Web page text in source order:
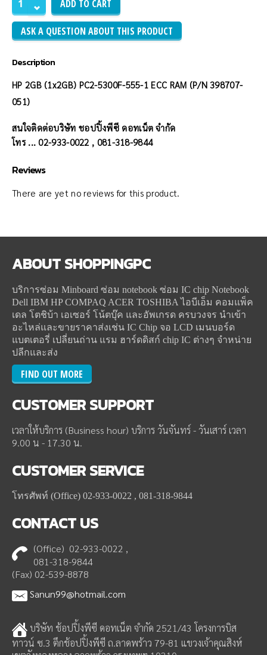
ASK A QUESTION ABOUT THIS PRODUCT
Description
HP 2GB (1x2GB) PC2-5300F-555-1 ECC RAM (P/N 398707-
051)
สนใจติดต่อบริษัท ชอปปิ้งพีซี ดอทเน็ต จำกัด
โทร ... 02-933-0022 , 081-318-9844
Reviews
There are yet no reviews for this product.
ABOUTSHOPPINGPC
บริการซ่อม Minboard ซ่อม notebook ซ่อม IC chip Notebook
Dell IBM HP COMPAQ ACER TOSHIBA ไอบีเอ็ม คอมแพ็ค
เดล โตชิบ้า เอเซอร์ โน้ตบุ๊ค และอัพเกรด ครบวงจร นำเข้า
อะไหล่และขายราคาส่งเช่น IC Chip จอ LCD เมนบอร์ด
แบตเตอรี่ เปลี่ยนถ่าน แรม ฮาร์ดดิสก์ chip IC ต่างๆ จำหน่าย
ปลีกและส่ง
FIND OUT MORE
CUSTOMERSUPPORT
เวลาให้บริการ (Business hour) บริการ วันจันทร์ - วันเสาร์ เวลา
9.00 น - 17.30 น.
CUSTOMERSERVICE
โทรศัพท์ (Office) 02-933-0022 , 081-318-9844
CONTACTUS
(Office) 02-933-0022 ,
081-318-9844
(Fax) 02-539-8878
Sanun99@hotmail.com
บริษัท ช้อปปิ้งพีซี ดอทเน็ต จำกัด 2521/43 โครงการบิส
ทาวน์ ซ.3 ตึกช้อปปิ้งพีซี ถ.ลาดพร้าว 79-81 แขวงเจ้าคุณสิงห์